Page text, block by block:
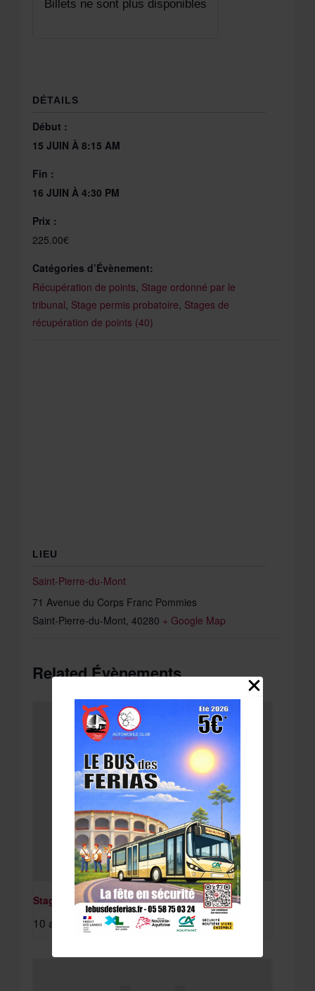
DÉTAILS
Début :
15 JUIN À 8:15 AM
Fin :
16 JUIN À 4:30 PM
Prix :
225.00€
Catégories d’Évènement:
Récupération de points Stage ordonné par le
tribunal Stage permis probatoire Stages de
récupération de points (40)
LIEU
Saint-Pierre-du-Mont
71 Avenue du Corps Franc Pommies
Saint-Pierre-du-Mont 40280 + Google Map
Billets ne sont plus disponibles
Related Évènements
Stage St Paul Lès Dax
10 août à 8:15 am-11 août à 4:30 pm